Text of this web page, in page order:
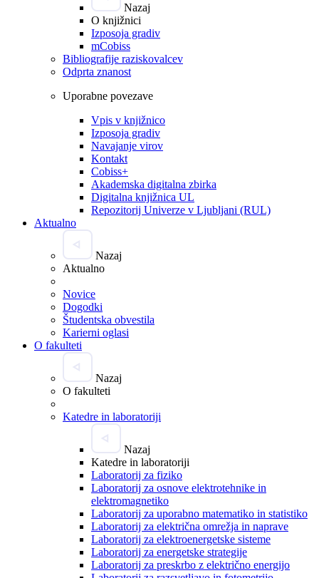
Nazaj
O knjižnici
Izposoja gradiv
mCobiss
Bibliografije raziskovalcev
Odprta znanost
Uporabne povezave
Vpis v knjižnico
Izposoja gradiv
Navajanje virov
Kontakt
Cobiss+
Akademska digitalna zbirka
Digitalna knjižnica UL
Repozitorij Univerze v Ljubljani (RUL)
Aktualno
Nazaj
Aktualno
Novice
Dogodki
Študentska obvestila
Karierni oglasi
O fakulteti
Nazaj
O fakulteti
Katedre in laboratoriji
Nazaj
Katedre in laboratoriji
Laboratorij za fiziko
Laboratorij za osnove elektrotehnike in
elektromagnetiko
Laboratorij za uporabno matematiko in statistiko
Laboratorij za električna omrežja in naprave
Laboratorij za elektroenergetske sisteme
Laboratorij za energetske strategije
Laboratorij za preskrbo z električno energijo